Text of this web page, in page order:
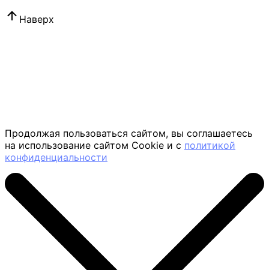
Наверх
Продолжая пользоваться сайтом, вы соглашаетесь
на использование сайтом Cookie и с политикой
конфиденциальности